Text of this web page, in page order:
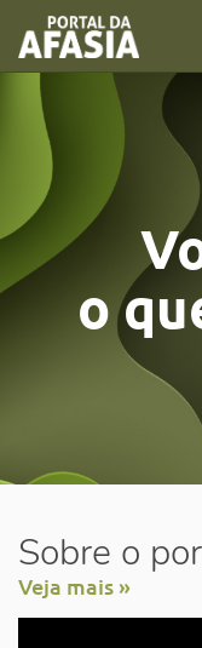
o
Sobre o
Veja mais »